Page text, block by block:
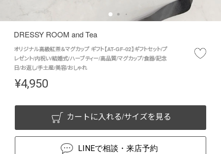
DRESSY ROOM and Tea
オリジナル高級紅茶＆マグカップ ギフト【AT-GF-02】ギフトセット/プ
レゼント/内祝い/結婚式/ハーブティー/高品質/マグカップ/食器/記念
日/お返し/手土産/美容/おしゃれ
¥4,950
カートに入れる/サイズを見る
LINEで相談・来店予約